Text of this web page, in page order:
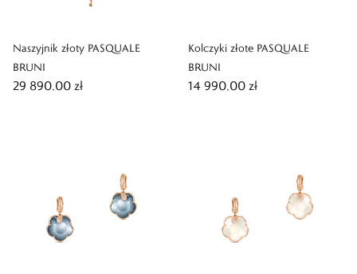
Naszyjnik złoty PASQUALE
BRUNI
29 890,00 zł
Kolczyki złote PASQUALE
BRUNI
14 990,00 zł